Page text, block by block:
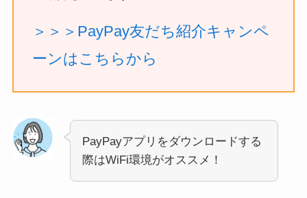
＞＞＞PayPay友だち紹介キャンペ
ーンはこちらから
PayPayアプリをダウンロードする
際はWiFi環境がオススメ！